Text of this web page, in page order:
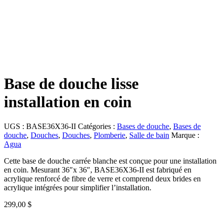
Base de douche lisse
installation en coin
UGS : BASE36X36-II Catégories : Bases de douche, Bases de
douche, Douches, Douches, Plomberie, Salle de bain Marque :
Agua
Cette base de douche carrée blanche est conçue pour une installation
en coin. Mesurant 36″x 36″, BASE36X36-II est fabriqué en
acrylique renforcé de fibre de verre et comprend deux brides en
acrylique intégrées pour simplifier l’installation.
299,00 $